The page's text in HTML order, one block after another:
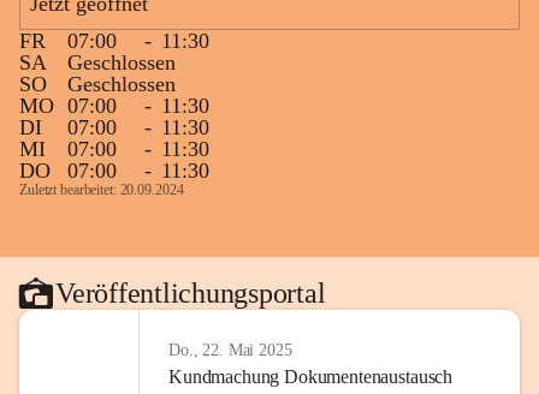
FR
07:00 - 11:30
SA
Geschlossen
SO
Geschlossen
MO 07:00 - 11:30
DI
07:00 - 11:30
MI
07:00 - 11:30
DO
07:00 - 11:30
Zuletzt bearbeitet: 20.09.2024
Veröffentlichungsportal
Do., 22. Mai 2025
Kundmachung Dokumentenaustausch